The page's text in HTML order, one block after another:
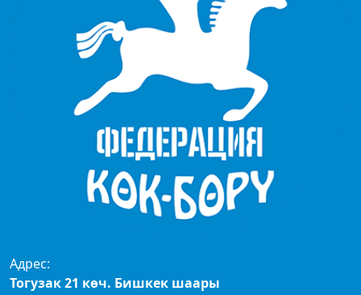
Адрес:
Тогузак 21 көч. Бишкек шаары